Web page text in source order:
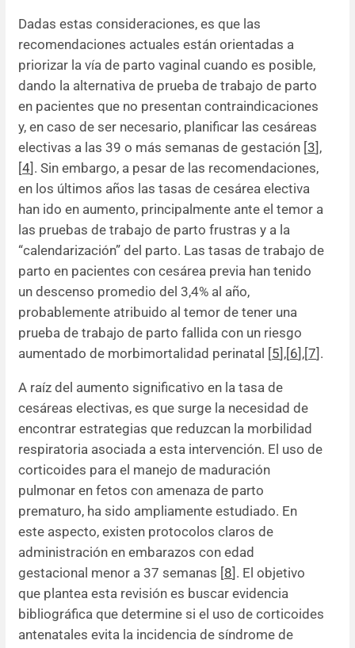
Dadas estas consideraciones, es que las
recomendaciones actuales están orientadas a
priorizar la vía de parto vaginal cuando es posible,
dando la alternativa de prueba de trabajo de parto
en pacientes que no presentan contraindicaciones
y, en caso de ser necesario, planificar las cesáreas
electivas a las 39 o más semanas de gestación [3],
[4]. Sin embargo, a pesar de las recomendaciones,
en los últimos años las tasas de cesárea electiva
han ido en aumento, principalmente ante el temor a
las pruebas de trabajo de parto frustras y a la
“calendarización” del parto. Las tasas de trabajo de
parto en pacientes con cesárea previa han tenido
un descenso promedio del 3,4% al año,
probablemente atribuido al temor de tener una
prueba de trabajo de parto fallida con un riesgo
aumentado de morbimortalidad perinatal [5],[6],[7].
A raíz del aumento significativo en la tasa de
cesáreas electivas, es que surge la necesidad de
encontrar estrategias que reduzcan la morbilidad
respiratoria asociada a esta intervención. El uso de
corticoides para el manejo de maduración
pulmonar en fetos con amenaza de parto
prematuro, ha sido ampliamente estudiado. En
este aspecto, existen protocolos claros de
administración en embarazos con edad
gestacional menor a 37 semanas [8]. El objetivo
que plantea esta revisión es buscar evidencia
bibliográfica que determine si el uso de corticoides
antenatales evita la incidencia de síndrome de